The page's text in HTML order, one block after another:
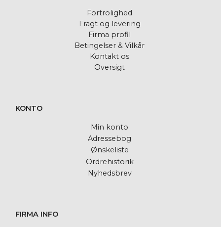
Fortrolighed
Fragt og levering
Firma profil
Betingelser & Vilkår
Kontakt os
Oversigt
KONTO
Min konto
Adressebog
Ønskeliste
Ordrehistorik
Nyhedsbrev
FIRMA INFO